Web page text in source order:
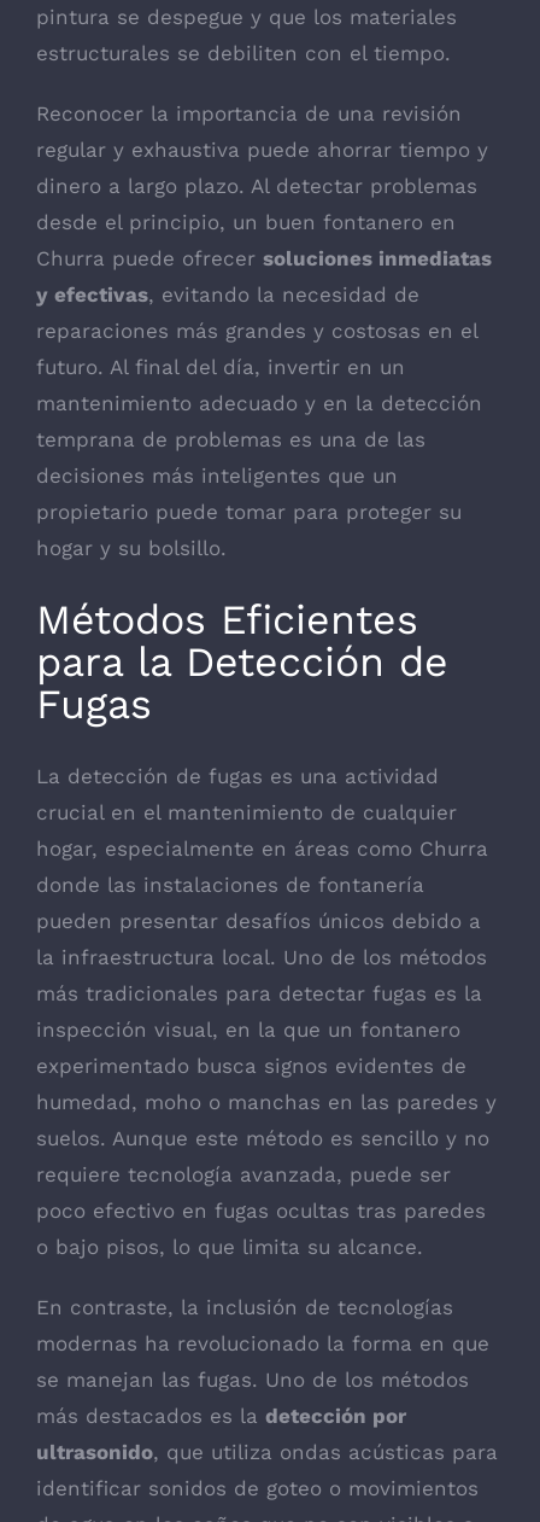
pintura se despegue y que los materiales
estructurales se debiliten con el tiempo.
Reconocer la importancia de una revisión
regular y exhaustiva puede ahorrar tiempo y
dinero a largo plazo. Al detectar problemas
desde el principio, un buen fontanero en
Churra puede ofrecer soluciones inmediatas
y efectivas, evitando la necesidad de
reparaciones más grandes y costosas en el
futuro. Al final del día, invertir en un
mantenimiento adecuado y en la detección
temprana de problemas es una de las
decisiones más inteligentes que un
propietario puede tomar para proteger su
hogar y su bolsillo.
Métodos Eficientes
para la Detección de
Fugas
La detección de fugas es una actividad
crucial en el mantenimiento de cualquier
hogar, especialmente en áreas como Churra
donde las instalaciones de fontanería
pueden presentar desafíos únicos debido a
la infraestructura local. Uno de los métodos
más tradicionales para detectar fugas es la
inspección visual, en la que un fontanero
experimentado busca signos evidentes de
humedad, moho o manchas en las paredes y
suelos. Aunque este método es sencillo y no
requiere tecnología avanzada, puede ser
poco efectivo en fugas ocultas tras paredes
o bajo pisos, lo que limita su alcance.
En contraste, la inclusión de tecnologías
modernas ha revolucionado la forma en que
se manejan las fugas. Uno de los métodos
más destacados es la detección por
ultrasonido, que utiliza ondas acústicas para
identificar sonidos de goteo o movimientos